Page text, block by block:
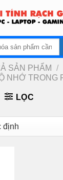
SẢN PHẨM /
NHỚ TRONG
LỌC